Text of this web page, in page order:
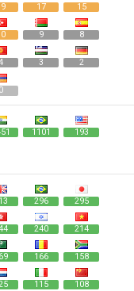
17 15
9 8
3 2
0
1101 193
296 295
240 214
166 158
115 108